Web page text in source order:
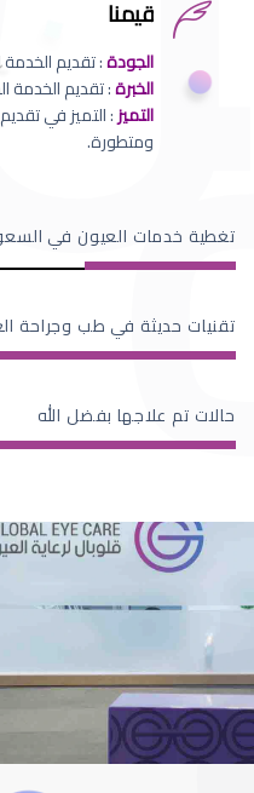
قيمنا
الجودة: تقديم الخدمة
الخبرة: تقديم الخدمة
التميز: التميز في
ومتطورة.
تغطية خدمات العيون في
تقنيات حديثة في طب وجراحة
حالات تم علاجها بفضل الله